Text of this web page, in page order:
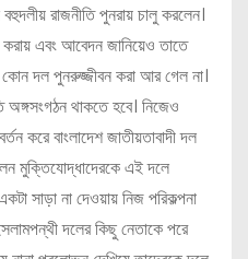
রাজনীতি পুনরায় চালু করলেন।
এবং আবেদন জানিয়েও তাতে
দল পুনরুজ্জীবন করা আর গেল না।
থাকতে হবে। নিজেও
করে বাংলাদেশ জাতীয়তাবাদী দল
মুক্তিযোদ্ধাদেরকে এই দলে
সাড়া না দেওয়ায় নিজ পরিকল্পনা
দলের কিছু নেতাকে পরে